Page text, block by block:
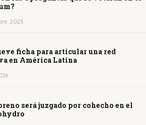
2025
ficha para articular una red
en América Latina
será juzgado por cohecho en el